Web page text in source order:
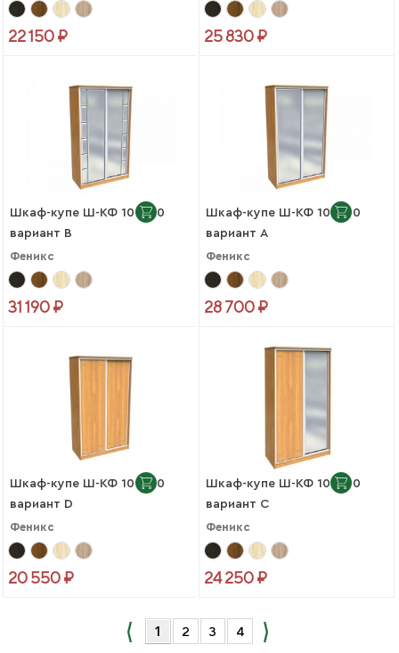
22 150 ₽ 25 830 ₽
Шкаф-купе Ш-КФ 10-600
вариант B
Феникс
31 190 ₽
Шкаф-купе Ш-КФ 10-600
вариант A
Феникс
28 700 ₽
Шкаф-купе Ш-КФ 10-450
вариант D
Феникс
20 550 ₽
Шкаф-купе Ш-КФ 10-450
вариант C
Феникс
24 250 ₽
1 2 3 4